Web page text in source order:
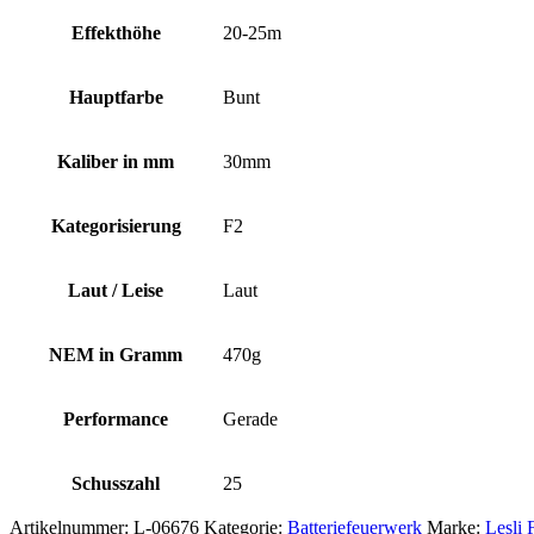
Effekthöhe 20-25m
Hauptfarbe Bunt
Kaliber in mm 30mm
Kategorisierung F2
Laut / Leise Laut
NEM in Gramm 470g
Performance Gerade
Schusszahl 25
Artikelnummer: L-06676 Kategorie: Batteriefeuerwerk Marke: Lesli